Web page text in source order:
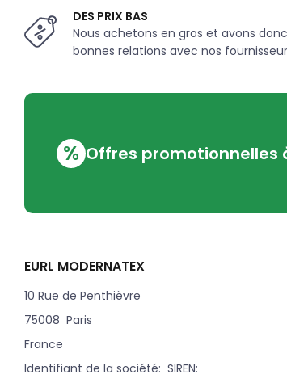
DES PRIX BAS
Nous achetons en gros et avons
bonnes relations avec nos
% Offres promotionnelles
EURL MODERNATEX
10 Rue de Penthièvre
75008 Paris
France
Identifiant de la société: SIREN: